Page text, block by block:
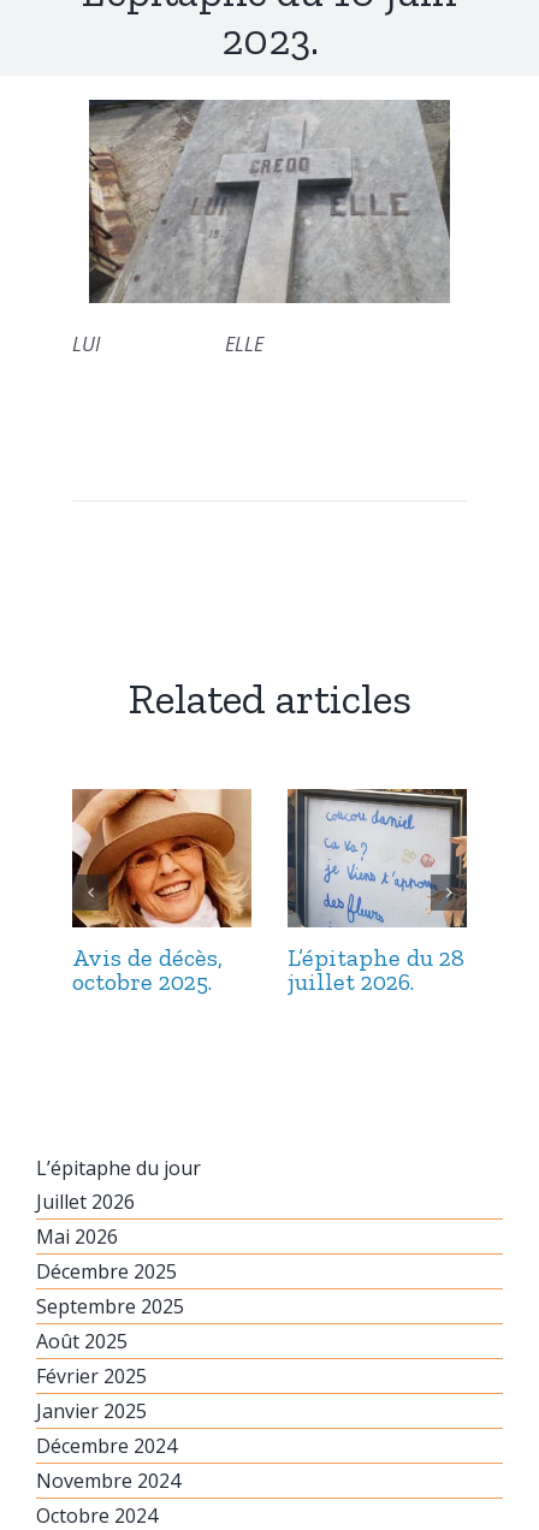
2023.
LUI ELLE
Related articles
Avis de décès,
octobre 2025.
L’épitaphe du 28
juillet 2026.
L’épitaphe du jour
Juillet 2026
Mai 2026
Décembre 2025
Septembre 2025
Août 2025
Février 2025
Janvier 2025
Décembre 2024
Novembre 2024
Octobre 2024